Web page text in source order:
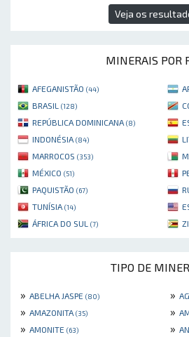
Veja os
MINERAIS POR
AFEGANISTÃO (44)
BRASIL (128)
REPÚBLICA DOMINICANA (8)
INDONÉSIA (84)
MARROCOS (353)
MÉXICO (51)
PAQUISTÃO (67)
TUNÍSIA (14)
ÁFRICA DO SUL (7)
TIPO DE
» ABELHA JASPE (80) »
» AMAZONITA (35) »
» AMONITE (63) »